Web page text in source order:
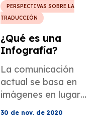
PERSPECTIVAS SOBRE LA
TRADUCCIÓN
¿Qué es una
Infografía?
La comunicación
actual se basa en
imágenes en lugar
30 de nov. de 2020